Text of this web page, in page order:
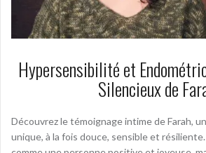
Hypersensibilité et
Silencieux de
Découvrez le témoignage intime de Farah,
unique, à la fois douce, sensible et